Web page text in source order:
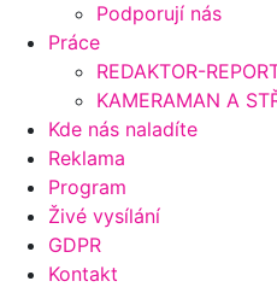
Podporují nás
Práce
REDAKTOR-
KAMERAMAN A
Kde nás naladíte
Reklama
Program
Živé vysílání
GDPR
Kontakt